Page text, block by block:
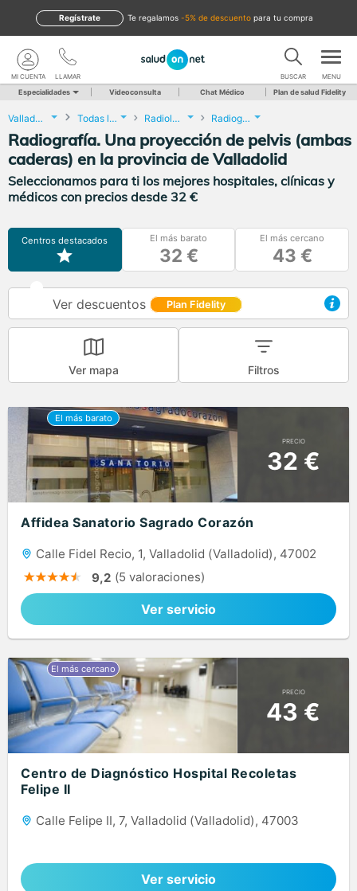
te regalamos -5% de descuento para tu compra
Regístrate
LLAMAR
MI CUENTA BUSCAR MENU
Especialidades Videoconsulta Chat Médico Plan de salud Fidelity
Valladolid Todas las localidades Radiología Radiografía. Una proyección de pelvis (ambas caderas)
Radiografía. Una proyección de pelvis (ambas
caderas) en la provincia de Valladolid
Seleccionamos para ti los mejores hospitales, clínicas y
médicos con precios desde 32 €
Centros destacados El más barato
32 €
El más cercano
43 €
Ver descuentos Plan Fidelity
Ver mapa Filtros
PRECIO
32 €
Affidea Sanatorio Sagrado Corazón
Calle Fidel Recio, 1, Valladolid (Valladolid), 47002
9,2 (5 valoraciones)
Ver servicio
PRECIO
43 €
Centro de Diagnóstico Hospital Recoletas
Felipe II
Calle Felipe II, 7, Valladolid (Valladolid), 47003
Ver servicio